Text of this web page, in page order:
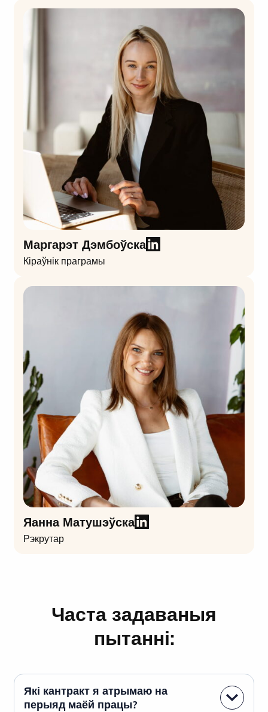
гандлю.
Маргарэт Дэмбоўска
Кіраўнік праграмы
Яанна Матушэўска
Рэкрутар
Часта задаваныя
пытанні:
Які кантракт я атрымаю на
перыяд маёй працы?